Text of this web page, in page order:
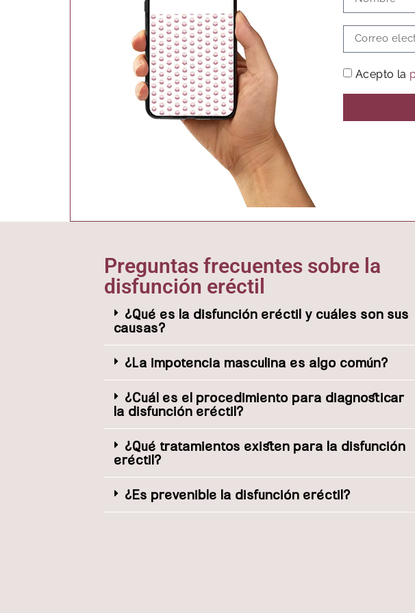
Acepto la
Preguntas frecuentes sobre la
disfunción eréctil
¿Qué es la disfunción eréctil y cuáles son sus
causas?
¿La impotencia masculina es algo común?
¿Cuál es el procedimiento para diagnosticar
la disfunción eréctil?
¿Qué tratamientos existen para la disfunción
eréctil?
¿Es prevenible la disfunción eréctil?